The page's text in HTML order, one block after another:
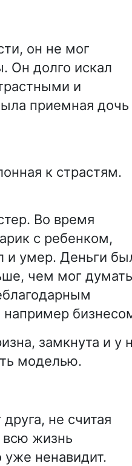
он не мог
Он долго искал
и
приемная дочь
к страстям.
Во время
с ребенком,
и умер. Деньги
чем мог думать
замкнута и у
моделью.
не считая
всю жизнь
уже ненавидит.